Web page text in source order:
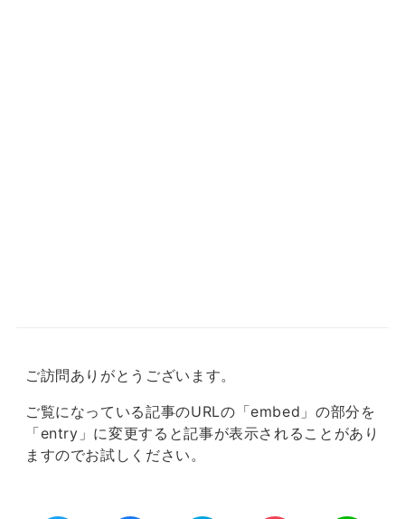
ご訪問ありがとうございます。
ご覧になっている記事のURLの「embed」の部分を
「entry」に変更すると記事が表示されることがあり
ますのでお試しください。